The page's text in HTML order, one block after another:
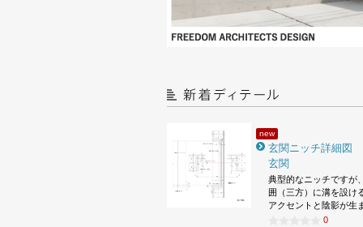
new
玄関ニッチ詳細図
玄関
典型的なニッチですが
囲（三方）に溝を設け
アクセントと陰影が生
0